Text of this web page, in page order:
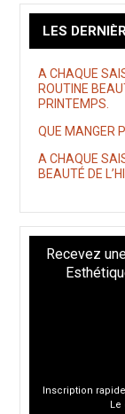
LES
A CHAQUE
ROUTINE
PRINTEMPS.
QUE MANGER
A CHAQUE
BEAUTÉ DE
Recevez
Inscription